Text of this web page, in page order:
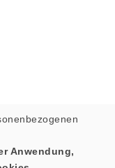
Anwendung,